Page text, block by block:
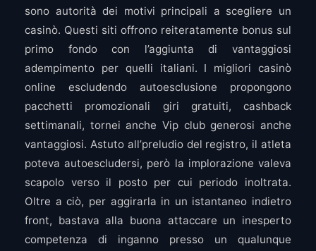
sono autorità dei motivi principali a scegliere un
casinò. Questi siti offrono reiteratamente bonus sul
primo fondo con l’aggiunta di vantaggiosi
adempimento per quelli italiani. I migliori casinò
online escludendo autoesclusione propongono
pacchetti promozionali giri gratuiti, cashback
settimanali, tornei anche Vip club generosi anche
vantaggiosi. Astuto all’preludio del registro, il atleta
poteva autoescludersi, però la implorazione valeva
scapolo verso il posto per cui periodo inoltrata.
Oltre a ciò, per aggirarla in un istantaneo indietro
front, bastava alla buona attaccare un inesperto
competenza di inganno presso un qualunque